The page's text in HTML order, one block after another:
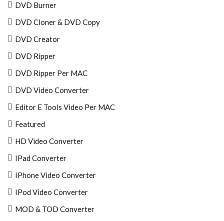
DVD Burner
DVD Cloner & DVD Copy
DVD Creator
DVD Ripper
DVD Ripper Per MAC
DVD Video Converter
Editor E Tools Video Per MAC
Featured
HD Video Converter
IPad Converter
IPhone Video Converter
IPod Video Converter
MOD & TOD Converter